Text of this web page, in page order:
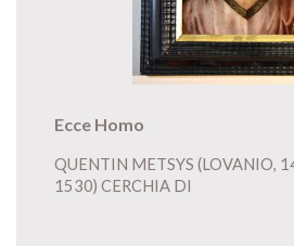
Ecce Homo
QUENTIN METSYS (LOVANIO,
1530) CERCHIA DI